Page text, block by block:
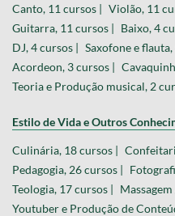
Canto, 11 cursos | Violão, 11
Guitarra, 11 cursos | Baixo, 4
DJ, 4 cursos | Saxofone e
Acordeon, 3 cursos |
Teoria e Produção musical, 2
Estilo de Vida e Outros
Culinária, 18 cursos |
Pedagogia, 26 cursos |
Teologia, 17 cursos |
Youtuber e Produção de